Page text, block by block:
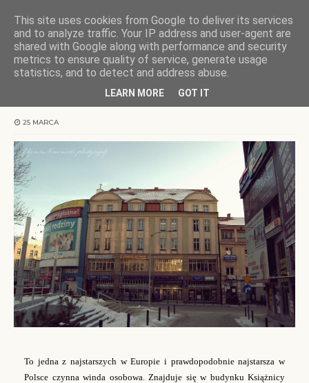
KOCHAMY WARMIĘ
Strona główna zapiski warmińskie Najstarsza winda w Olsztynie
Najstarsza winda w Olsztynie
25 MARCA
To jedna z najstarszych w Europie i prawdopodobnie najstarsza w
Polsce czynna winda osobowa. Znajduje się w budynku Książnicy
This site uses cookies from Google to deliver its services
and to analyze traffic. Your IP address and user-agent are
shared with Google along with performance and security
metrics to ensure quality of service, generate usage
statistics, and to detect and address abuse.
LEARN MORE GOT IT